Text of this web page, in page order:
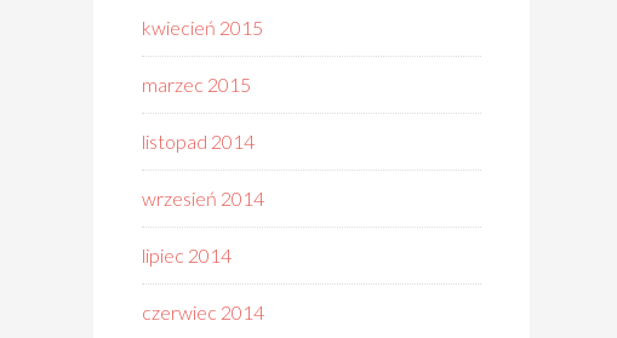
kwiecień 2015
marzec 2015
listopad 2014
wrzesień 2014
lipiec 2014
czerwiec 2014